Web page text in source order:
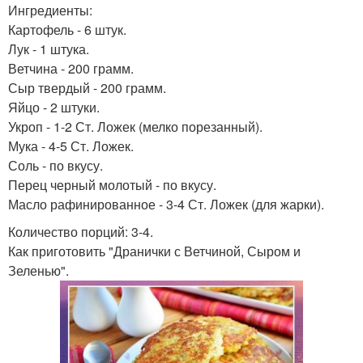
Ингредиенты:
Картофель - 6 штук.
Лук - 1 штука.
Ветчина - 200 грамм.
Сыр твердый - 200 грамм.
Яйцо - 2 штуки.
Укроп - 1-2 Ст. Ложек (мелко порезанный).
Мука - 4-5 Ст. Ложек.
Соль - по вкусу.
Перец черный молотый - по вкусу.
Масло рафинированное - 3-4 Ст. Ложек (для жарки).
Количество порций: 3-4.
Как приготовить "Дранички с Ветчиной, Сыром и
Зеленью".